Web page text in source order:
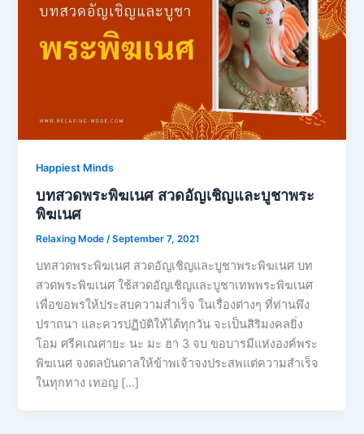
Happiest Minds
บทสวดพระพิฆเนศ สวดอัญเชิญและบูชาพระ
พิฆเนศ
Relaxing Mode/September 7, 2021
บทสวดพระพิฆเนศ สวดอัญเชิญและบูชาพระพิฆเนศ บท
สวดพระพิฆเนศ ใช้สวดอัญเชิญและบูชาเทพพระพิฆเนศ
เพื่อขอพรให้ประสบความสำเร็จ ในเรื่องต่างๆ ที่ท่านพึง
ปราถนา และควรปฏิบัติให้ได้ทุกวัน จะเป็นสิริมงคลยิ่ง
โอม ศรีคเณศายะ นะ มะ ฮา 3 จบ ขอบารมีแห่งองค์พระ
พิฆเนศ จงดลบันดาลให้ข้าพเจ้าจงประสพแต่ความสำเร็จ
ในทุกทาง เทอญ […]